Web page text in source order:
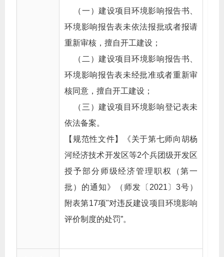
（一）建设项目环境影响报告书、
环境影响报告表未依法报批或者报请
重新审核，擅自开工建设；
（二）建设项目环境影响报告书、
环境影响报告表未经批准或者重新审
核同意，擅自开工建设；
（三）建设项目环境影响登记表未
依法备案。
【规范性文件】《关于第七师向胡杨
河经济技术开发区等2个兵团级开发区
授予部分师级经济管理职权（第一
批）的通知》（师发〔2021〕3号）
附表第17项"对违反建设项目环境影响
评价制度的处罚”。